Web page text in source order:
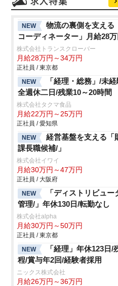
NEW
物流の裏側を支える
コーディネーター」月給28
株式会社トランスクローバー
月給28万円～34万円
正社員 / 東京都
NEW
「経理・総務」/未
全週休二日/残業10～20時間
株式会社タクマ食品
月給22万円～25万円
正社員 / 愛知県
NEW
経営基盤を支える「
課長職候補/」
株式会社イワイ
月給30万円～47万円
正社員 / 大阪府
NEW
「ディストリビュー
管理/」年休130日/転勤なし
株式会社alpha
月給30万円～50万円
正社員 / 東京都
NEW
「経理」年休123日/
程/賞与年2回/経験者採用
ニックス株式会社
月給26万円～36万円